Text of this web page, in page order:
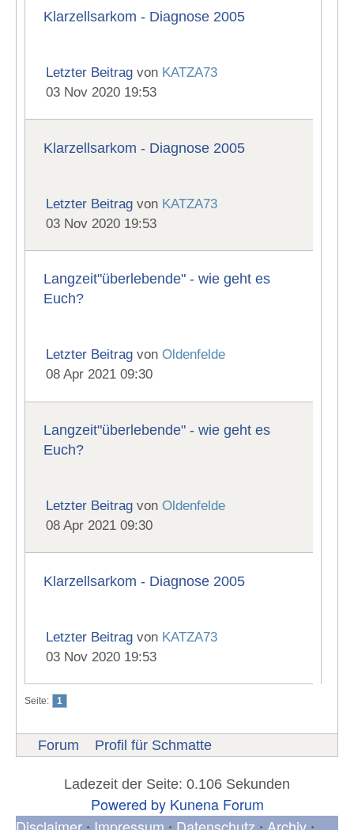
Klarzellsarkom - Diagnose 2005
Letzter Beitrag von KATZA73
03 Nov 2020 19:53
Klarzellsarkom - Diagnose 2005
Letzter Beitrag von KATZA73
03 Nov 2020 19:53
Langzeit"überlebende" - wie geht es
Euch?
Letzter Beitrag vonOldenfelde
08 Apr 2021 09:30
Langzeit"überlebende" - wie geht es
Euch?
Letzter Beitrag vonOldenfelde
08 Apr 2021 09:30
Klarzellsarkom - Diagnose 2005
Letzter Beitrag von KATZA73
03 Nov 2020 19:53
Seite: 1
Forum Profil für Schmatte
Ladezeit der Seite: 0.106 Sekunden
Powered by Kunena Forum